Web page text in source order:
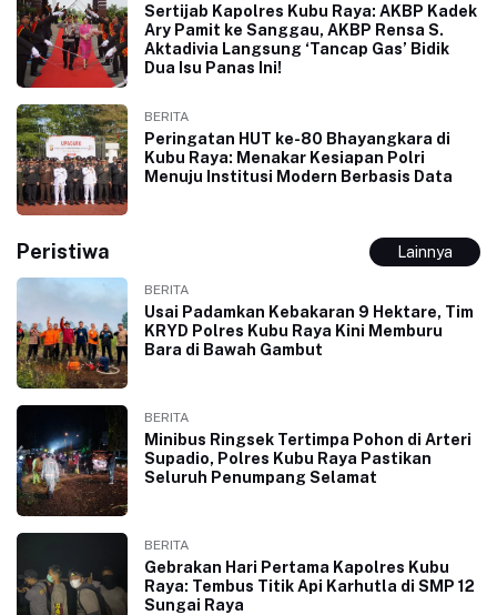
Sertijab Kapolres Kubu Raya: AKBP Kadek
Ary Pamit ke Sanggau, AKBP Rensa S.
Aktadivia Langsung ‘Tancap Gas’ Bidik
Dua Isu Panas Ini!
BERITA
Peringatan HUT ke-80 Bhayangkara di
Kubu Raya: Menakar Kesiapan Polri
Menuju Institusi Modern Berbasis Data
Peristiwa Lainnya
BERITA
Usai Padamkan Kebakaran 9 Hektare, Tim
KRYD Polres Kubu Raya Kini Memburu
Bara di Bawah Gambut
BERITA
Minibus Ringsek Tertimpa Pohon di Arteri
Supadio, Polres Kubu Raya Pastikan
Seluruh Penumpang Selamat
BERITA
Gebrakan Hari Pertama Kapolres Kubu
Raya: Tembus Titik Api Karhutla di SMP 12
Sungai Raya